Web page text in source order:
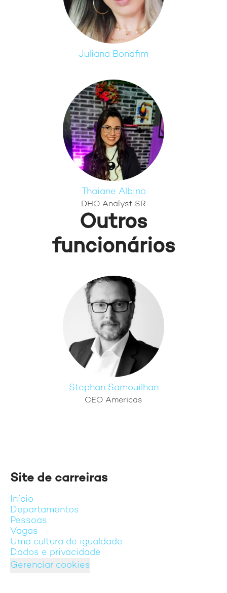
Juliana Bonafim
Thaiane Albino
DHO Analyst SR
Outros
funcionários
Stephan Samouilhan
CEO Americas
Site de carreiras
Início
Departamentos
Pessoas
Vagas
Uma cultura de igualdade
Dados e privacidade
Gerenciar cookies